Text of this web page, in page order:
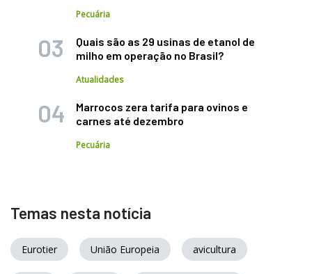
Pecuária
Quais são as 29 usinas de etanol de
milho em operação no Brasil?
Atualidades
Marrocos zera tarifa para ovinos e
carnes até dezembro
Pecuária
Temas nesta notícia
Eurotier União Europeia avicultura